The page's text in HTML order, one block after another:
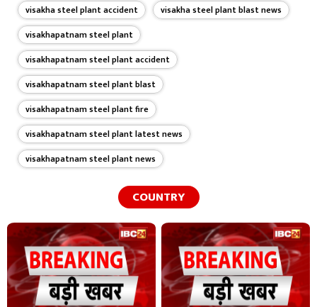
visakha steel plant accident
visakha steel plant blast news
visakhapatnam steel plant
visakhapatnam steel plant accident
visakhapatnam steel plant blast
visakhapatnam steel plant fire
visakhapatnam steel plant latest news
visakhapatnam steel plant news
COUNTRY